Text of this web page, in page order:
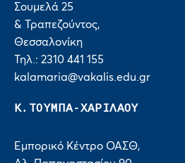
Σουμελά 25
& Τραπεζούντος,
Θεσσαλονίκη
Τηλ.: 2310 441 155
kalamaria@vakalis.edu.gr
Κ.ΤΟΥΜΠΑ-ΧΑΡΙΛΑΟΥ
Εμπορικό Κέντρο ΟΑΣΘ,